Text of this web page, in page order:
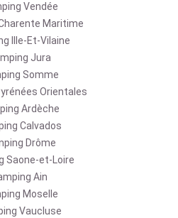
Vendée
Maritime
Ille-Et-Vilaine
Jura
Somme
Orientales
Ardèche
Calvados
Drôme
Saone-et-Loire
Ain
Moselle
Vaucluse